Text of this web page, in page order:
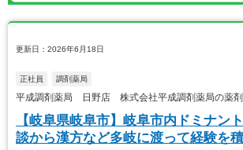
更新日：2026年6月18日
正社員 調剤薬局
平成調剤薬局 日野店 株式会社平成調剤薬局の薬剤
【岐阜県岐阜市】岐阜市内ドミナン
談から漢方など多岐に渡って経験を